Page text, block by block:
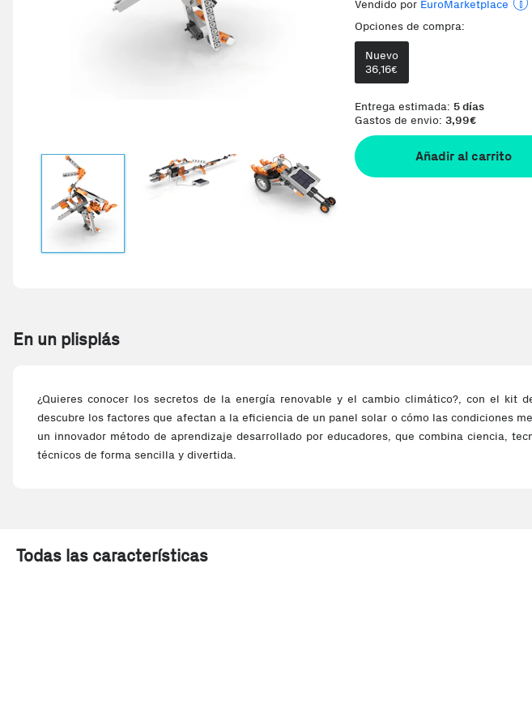
Vendido por EuroMarketplace
Opciones de compra:
Nuevo
36,16€
Entrega estimada: 5 días
Gastos de envio: 3,99€
Añadir al carrito
En un plisplás
¿Quieres conocer los secretos de la energía renovable y el cambio climático?, con el kit
descubre los factores que afectan a la eficiencia de un panel solar o cómo las condiciones
un innovador método de aprendizaje desarrollado por educadores, que combina ciencia,
técnicos de forma sencilla y divertida.
Todas las características